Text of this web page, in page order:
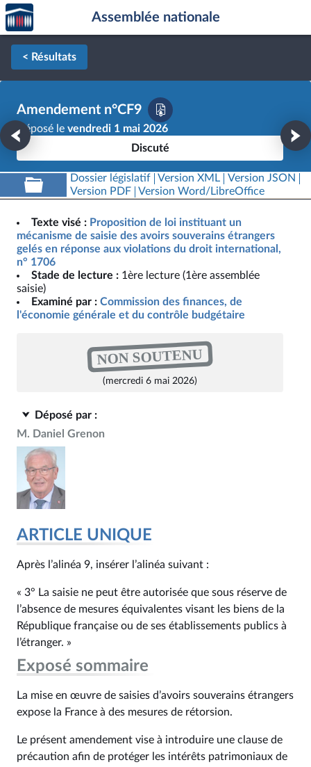
Aller au contenu
Aller en bas de la page
Accèder
à la
page
d'accueil
Assemblée nationale
< Résultats
Amendement n°CF9
Déposé le vendredi 1 mai 2026
Discuté
Dossier législatif Version XML
Version JSON
Version PDF
Version Word/LibreOffice
Texte visé : Proposition de loi instituant un
mécanisme de saisie des avoirs souverains étrangers
gelés en réponse aux violations du droit international,
n° 1706
Stade de lecture : 1ère lecture (1ère assemblée
saisie)
Examiné par : Commission des finances, de
l'économie générale et du contrôle budgétaire
NON SOUTENU
(mercredi 6 mai 2026)
Déposé par :
M. Daniel Grenon
ARTICLE UNIQUE
Après l’alinéa 9, insérer l’alinéa suivant :
« 3° La saisie ne peut être autorisée que sous réserve de
l’absence de mesures équivalentes visant les biens de la
République française ou de ses établissements publics à
l’étranger. »
Exposé sommaire
La mise en œuvre de saisies d’avoirs souverains étrangers
expose la France à des mesures de rétorsion.
Le présent amendement vise à introduire une clause de
précaution afin de protéger les intérêts patrimoniaux de